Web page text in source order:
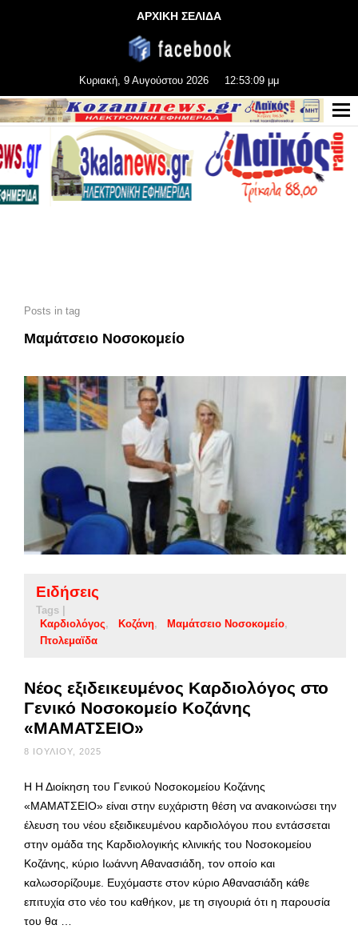
ΑΡΧΙΚΗ ΣΕΛΙΔΑ
Κυριακή, 9 Αυγούστου 2026 12:53:11 μμ
Posts in tag
Μαμάτσειο Νοσοκομείο
Ειδήσεις
Tags |
Καρδιολόγος
Κοζάνη
Μαμάτσειο Νοσοκομείο
Πτολεμαϊδα
Νέος εξιδεικευμένος Καρδιολόγος στο
Γενικό Νοσοκομείο Κοζάνης
«ΜΑΜΑΤΣΕΙΟ»
8 ΙΟΥΛΊΟΥ, 2025
Η Η Διοίκηση του Γενικού Νοσοκομείου Κοζάνης
«ΜΑΜΑΤΣΕΙΟ» είναι στην ευχάριστη θέση να ανακοινώσει την
έλευση του νέου εξειδικευμένου καρδιολόγου που εντάσσεται
στην ομάδα της Καρδιολογικής κλινικής του Νοσοκομείου
Κοζάνης, κύριο Ιωάννη Αθανασιάδη, τον οποίο και
καλωσορίζουμε. Ευχόμαστε στον κύριο Αθανασιάδη κάθε
επιτυχία στο νέο του καθήκον, με τη σιγουριά ότι η παρουσία
του θα …